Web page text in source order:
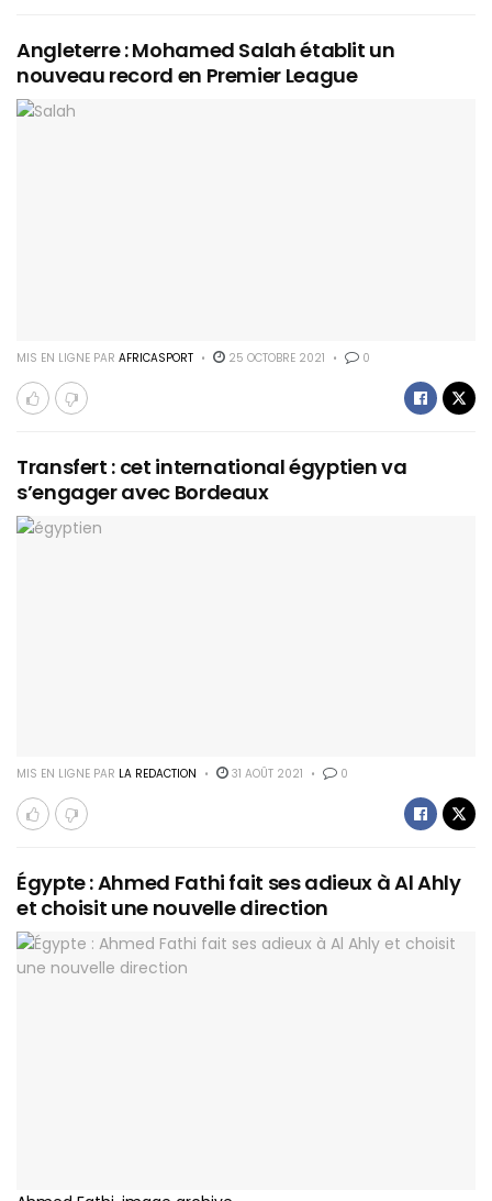
Angleterre : Mohamed Salah établit un
nouveau record en Premier League
MIS EN LIGNE PAR AFRICASPORT 25 OCTOBRE 2021 0
Transfert : cet international égyptien va
s’engager avec Bordeaux
MIS EN LIGNE PAR LA REDACTION 31 AOÛT 2021 0
Égypte : Ahmed Fathi fait ses adieux à Al Ahly
et choisit une nouvelle direction